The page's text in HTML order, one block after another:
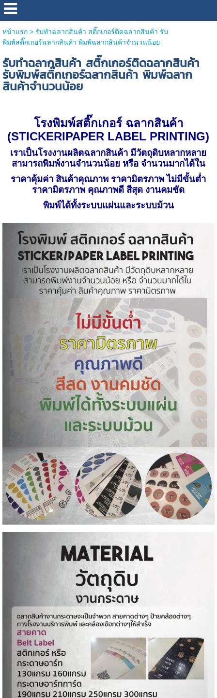
หน้าแรก> รับทำฉลากสินค้า สติ๊กเกอร์ติดฉลากสินค้า รับ
พิมพ์สติ๊กเกอร์ฉลากสินค้า พิมพ์ฉลากสินค้าจำนวนน้อย
รับทำฉลากสินค้า สติ๊กเกอร์ติดฉลากสินค้า
รับพิมพ์สติ๊กเกอร์ฉลากสินค้า พิมพ์ฉลาก
สินค้าจำนวนน้อย
โรงพิมพ์สติ๊กเกอร์ ฉลากสินค้า
(STICKERIPAPER LABEL PRINTING)
เราเป็นโรงงานผลิตฉลากสินค้า มีวัตถุดิบหลากหลาย
สามารถพิมพ์งานจำนวนน้อย หรือ จำนวนมากได้ใน
ราคาคุ้มค่า สินค้าคุณภาพ ราคามิตรภาพ ไม่มีขั้นต่ำ
ราคามิตรภาพ คุณภาพดี สีสุด งานคมชัด
พิมพ์ได้ทั้งระบบแผ่นและระบบม้วน